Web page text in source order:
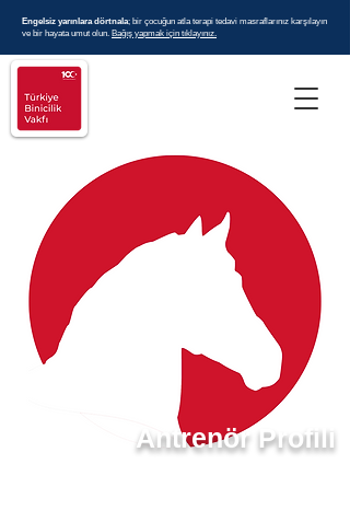
Engelsiz yarınlara dörtnala; bir çocuğun atla terapi tedavi masraflarınız karşılayın
ve bir hayata umut olun. Bağış yapmak için tıklayınız.
Antrenör Profili